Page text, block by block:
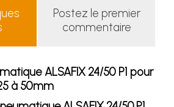
Postez le premier
commentaire
ALSAFIX 24/50 P1 pour
à 50mm